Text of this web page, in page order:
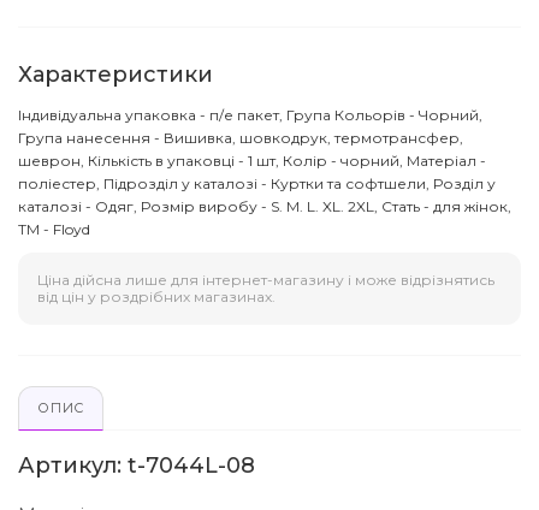
Характеристики
Індивідуальна упаковка - п/е пакет, Група Кольорів - Чорний,
Група нанесення - Вишивка, шовкодрук, термотрансфер,
шеврон, Кількість в упаковці - 1 шт, Колір - чорний, Матеріал -
поліестер, Підрозділ у каталозі - Куртки та софтшели, Розділ у
каталозі - Одяг, Розмір виробу - S. M. L. XL. 2XL, Стать - для жінок,
ТМ - Floyd
Ціна дійсна лише для інтернет-магазину і може відрізнятись
від цін у роздрібних магазинах.
ОПИС
Артикул: t-7044L-08